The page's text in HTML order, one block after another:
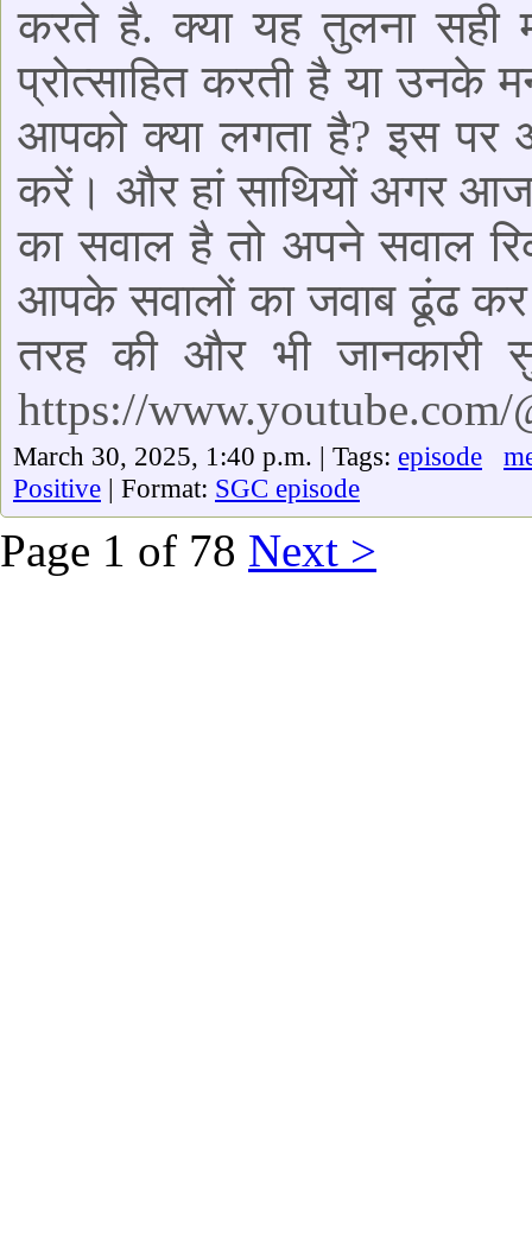
करते है. क्या यह तुलना सही
प्रोत्साहित करती है या उनके
आपको क्या लगता है? इस पर
करें। और हां साथियों अगर
का सवाल है तो अपने सवाल
आपके सवालों का जवाब ढूंढ कर
तरह की और भी
https://www.youtube.com/
March 30, 2025, 1:40 p.m. | Tags: episode
Positive | Format: SGC episode
Page 1 of 78 Next >